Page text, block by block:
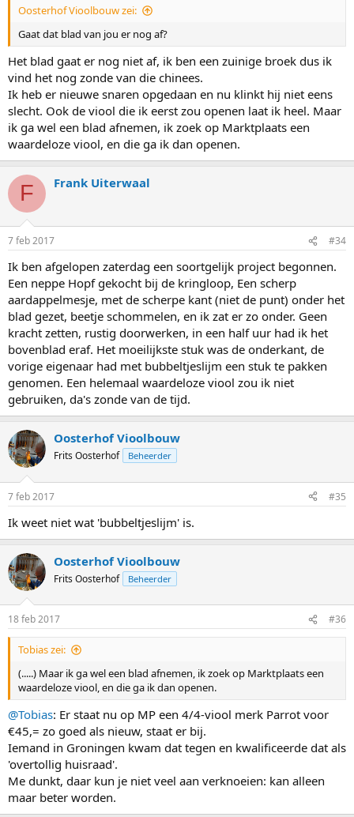
Oosterhof Vioolbouw zei:
Gaat dat blad van jou er nog af?
Het blad gaat er nog niet af, ik ben een zuinige broek dus ik
vind het nog zonde van die chinees.
Ik heb er nieuwe snaren opgedaan en nu klinkt hij niet eens
slecht. Ook de viool die ik eerst zou openen laat ik heel. Maar
ik ga wel een blad afnemen, ik zoek op Marktplaats een
waardeloze viool, en die ga ik dan openen.
F Frank Uiterwaal
7 feb 2017 #34
Ik ben afgelopen zaterdag een soortgelijk project begonnen.
Een neppe Hopf gekocht bij de kringloop, Een scherp
aardappelmesje, met de scherpe kant (niet de punt) onder het
blad gezet, beetje schommelen, en ik zat er zo onder. Geen
kracht zetten, rustig doorwerken, in een half uur had ik het
bovenblad eraf. Het moeilijkste stuk was de onderkant, de
vorige eigenaar had met bubbeltjeslijm een stuk te pakken
genomen. Een helemaal waardeloze viool zou ik niet
gebruiken, da's zonde van de tijd.
Oosterhof Vioolbouw
Frits Oosterhof Beheerder
7 feb 2017 #35
Ik weet niet wat 'bubbeltjeslijm' is.
Oosterhof Vioolbouw
Frits Oosterhof Beheerder
18 feb 2017 #36
Tobias zei:
(.....) Maar ik ga wel een blad afnemen, ik zoek op Marktplaats een
waardeloze viool, en die ga ik dan openen.
@Tobias: Er staat nu op MP een 4/4-viool merk Parrot voor
€45,= zo goed als nieuw, staat er bij.
Iemand in Groningen kwam dat tegen en kwalificeerde dat als
'overtollig huisraad'.
Me dunkt, daar kun je niet veel aan verknoeien: kan alleen
maar beter worden.